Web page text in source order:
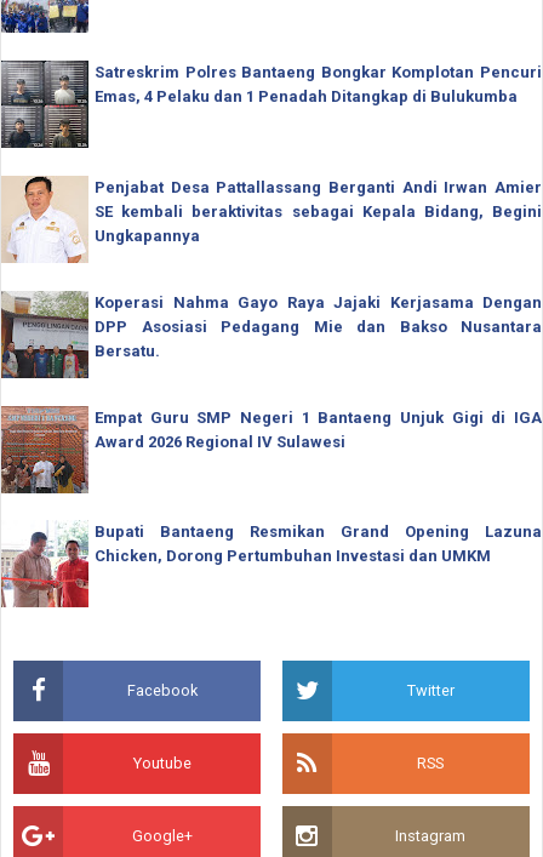
Satreskrim Polres Bantaeng Bongkar Komplotan Pencuri
Emas, 4 Pelaku dan 1 Penadah Ditangkap di Bulukumba
Penjabat Desa Pattallassang Berganti Andi Irwan Amier
SE kembali beraktivitas sebagai Kepala Bidang, Begini
Ungkapannya
Koperasi Nahma Gayo Raya Jajaki Kerjasama Dengan
DPP Asosiasi Pedagang Mie dan Bakso Nusantara
Bersatu.
Empat Guru SMP Negeri 1 Bantaeng Unjuk Gigi di IGA
Award 2026 Regional IV Sulawesi
Bupati Bantaeng Resmikan Grand Opening Lazuna
Chicken, Dorong Pertumbuhan Investasi dan UMKM
Facebook Twitter
Youtube RSS
Google+ Instagram